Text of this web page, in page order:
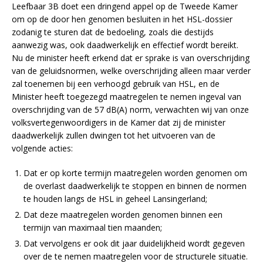
Leefbaar 3B doet een dringend appel op de Tweede Kamer
om op de door hen genomen besluiten in het HSL-dossier
zodanig te sturen dat de bedoeling, zoals die destijds
aanwezig was, ook daadwerkelijk en effectief wordt bereikt.
Nu de minister heeft erkend dat er sprake is van overschrijding
van de geluidsnormen, welke overschrijding alleen maar verder
zal toenemen bij een verhoogd gebruik van HSL, en de
Minister heeft toegezegd maatregelen te nemen ingeval van
overschrijding van de 57 dB(A) norm, verwachten wij van onze
volksvertegenwoordigers in de Kamer dat zij de minister
daadwerkelijk zullen dwingen tot het uitvoeren van de
volgende acties:
Dat er op korte termijn maatregelen worden genomen om
de overlast daadwerkelijk te stoppen en binnen de normen
te houden langs de HSL in geheel Lansingerland;
Dat deze maatregelen worden genomen binnen een
termijn van maximaal tien maanden;
Dat vervolgens er ook dit jaar duidelijkheid wordt gegeven
over de te nemen maatregelen voor de structurele situatie.